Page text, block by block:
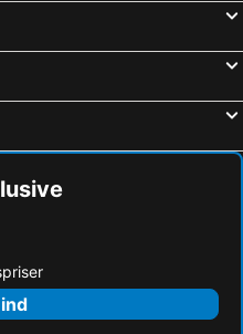
Hoteller – Ashbourne
Hoteller – Kells